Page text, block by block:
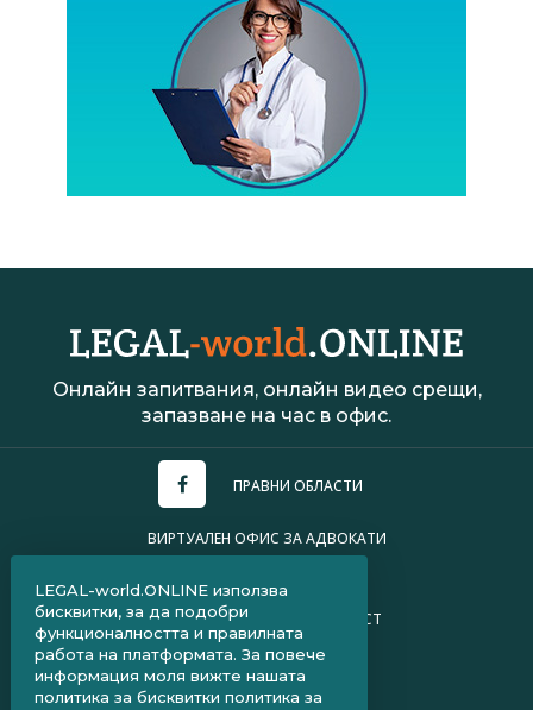
Онлайн запитвания, онлайн видео срещи,
запазване на час в офис.
ПРАВНИ ОБЛАСТИ
ВИРТУАЛЕН ОФИС ЗА АДВОКАТИ
ПОЛИТИКА ЗА ПОВЕРИТЕЛНОСТ
ЧЗВ ЗА КЛИЕНТИ
ЧЗВ ЗА АДВОКАТИ
LEGAL-world.ONLINE използва
бисквитки, за да подобри
функционалността и правилната
работа на платформата. За повече
информация моля вижте нашата
политика за бисквитки политика за